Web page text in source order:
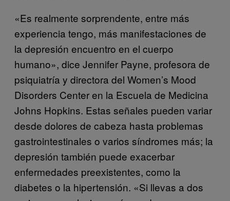
«Es realmente sorprendente, entre más
experiencia tengo, más manifestaciones de
la depresión encuentro en el cuerpo
humano», dice Jennifer Payne, profesora de
psiquiatría y directora del Women’s Mood
Disorders Center en la Escuela de Medicina
Johns Hopkins. Estas señales pueden variar
desde dolores de cabeza hasta problemas
gastrointestinales o varios síndromes más; la
depresión también puede exacerbar
enfermedades preexistentes, como la
diabetes o la hipertensión. «Si llevas a dos